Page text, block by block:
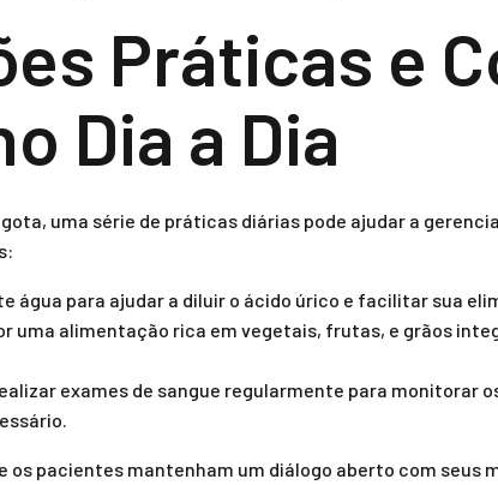
Práticas e
Dia a Dia
uma série de práticas diárias pode ajudar a
água para ajudar a diluir o ácido úrico e facilitar sua
uma alimentação rica em vegetais, frutas, e grãos
exames de sangue regularmente para monitorar
os pacientes mantenham um diálogo aberto com seus